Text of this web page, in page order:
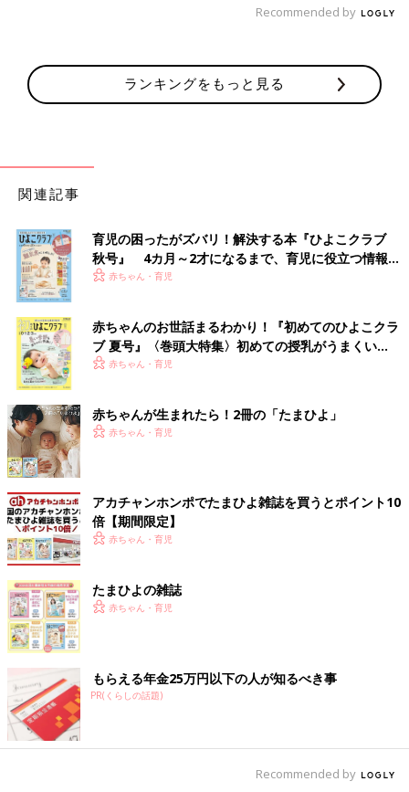
Recommended by
ランキングをもっと見る
関連記事
育児の困ったがズバリ！解決する本『ひよこクラブ
秋号』 4カ月～2才になるまで、育児に役立つ情報が
いっぱい！
赤ちゃん・育児
赤ちゃんのお世話まるわかり！『初めてのひよこクラ
ブ 夏号』〈巻頭大特集〉初めての授乳がうまくい
く！ おっぱい・ミルクの基本と夏のトラブル 解決テ
赤ちゃん・育児
赤ちゃんが生まれたら！2冊の「たまひよ」
赤ちゃん・育児
アカチャンホンポでたまひよ雑誌を買うとポイント10
倍【期間限定】
赤ちゃん・育児
たまひよの雑誌
赤ちゃん・育児
もらえる年金25万円以下の人が知るべき事
PR(くらしの話題)
Recommended by